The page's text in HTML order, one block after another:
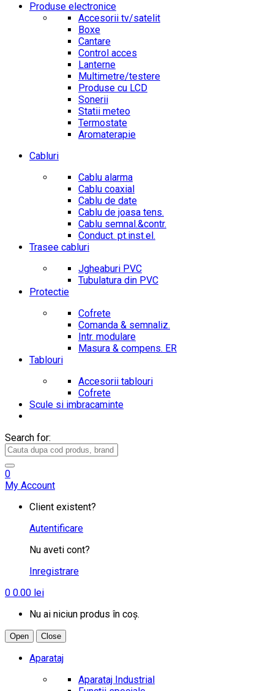
Produse electronice
Accesorii tv/satelit
Boxe
Cantare
Control acces
Lanterne
Multimetre/testere
Produse cu LCD
Sonerii
Statii meteo
Termostate
Aromaterapie
Cabluri
Cablu alarma
Cablu coaxial
Cablu de date
Cablu de joasa tens.
Cablu semnal.&contr.
Conduct. pt.inst.el.
Trasee cabluri
Jgheaburi PVC
Tubulatura din PVC
Protectie
Cofrete
Comanda & semnaliz.
Intr. modulare
Masura & compens. ER
Tablouri
Accesorii tablouri
Cofrete
Scule si imbracaminte
Search for:
0
My Account
Client existent?
Autentificare
Nu aveti cont?
Inregistrare
0 0.00 lei
Nu ai niciun produs în coș.
Open Close
Aparataj
Aparataj Industrial